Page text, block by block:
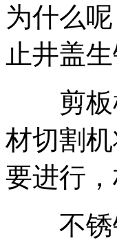
为什么
止井盖生
剪板机
材切割
要进行
不锈钢